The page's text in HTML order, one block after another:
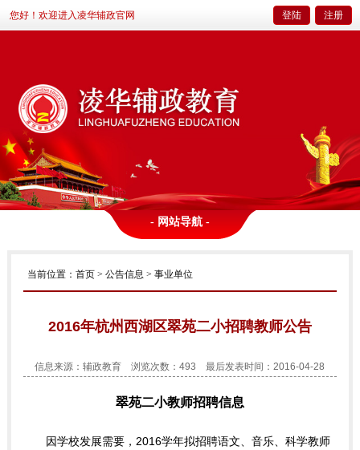
您好！欢迎进入凌华辅政官网 登陆 注册
- 网站导航 -
当前位置： 首页> 公告信息 > 事业单位
2016年杭州西湖区翠苑二小招聘教师公告
信息来源：辅政教育 浏览次数：493 最后发表时间：2016-04-28
翠苑二小教师招聘信息
因学校发展需要，2016学年拟招聘语文、音乐、科学教师